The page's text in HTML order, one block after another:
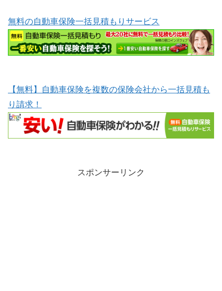
無料の自動車保険一括見積もりサービス
【無料】自動車保険を複数の保険会社から一括見積も
り請求！
スポンサーリンク